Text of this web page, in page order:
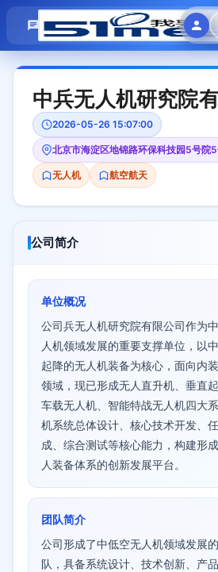
模拟面试 题目大全
中兵无人机研究院
2026-05-26 15:07:00
北京市海淀区地锦路环保科技园5号院
无人机 航空航天
公司简介
单位概况
公司兵无人机研究院有限公司作为
人机领域发展的重要支撑单位，以
起降的无人机装备为核心，面向内
领域，现已形成无人直升机、垂直
车载无人机、智能特战无人机四大
机系统总体设计、核心技术开发、
成、综合测试等核心能力，构建形
人装备体系的创新发展平台。
团队简介
公司形成了中低空无人机领域发展
队，具备系统设计、技术创新、产